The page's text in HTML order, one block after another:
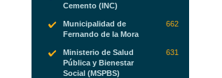
Cemento (INC)
Municipalidad de
Fernando de la Mora
662
Ministerio de Salud
Pública y Bienestar
Social (MSPBS)
631